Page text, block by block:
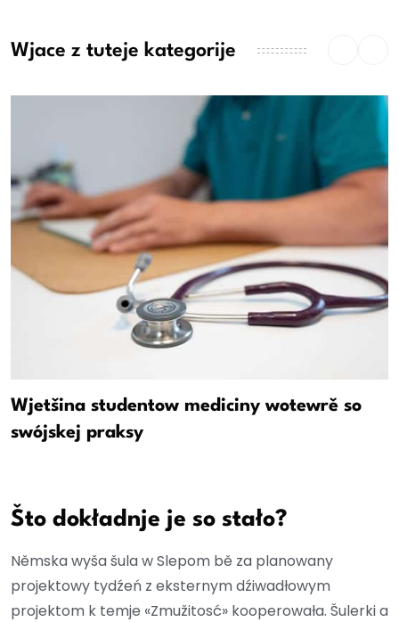
Wjace z tuteje kategorije
Wjetšina studentow mediciny wotewrě so
swójskej praksy
Što dokładnje je so stało?
Němska wyša šula w Slepom bě za planowany
projektowy tydźeń z eksternym dźiwadłowym
projektom k temje «Zmužitosć» kooperowała. Šulerki a